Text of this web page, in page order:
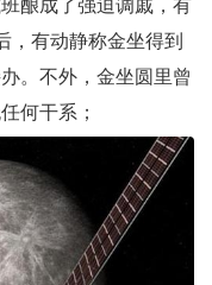
酿成了强迫调戚，有
，有动静称金坐得到
。不外，金坐圆里曾
何干系；